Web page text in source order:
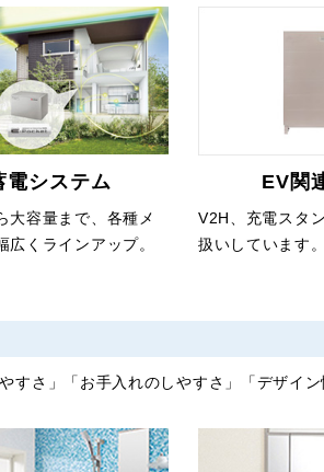
電システム
大容量まで、各種メ
広くラインアップ。
EV関
V2H、充電スタ
扱いしています。
すさ」「お手入れのしやすさ」「デザイン